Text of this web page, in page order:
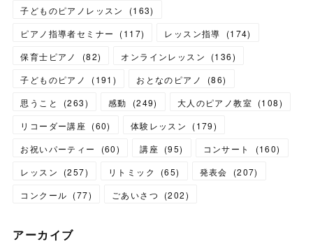
子どものピアノレッスン
(163)
ピアノ指導者セミナー
(117) レッスン指導 (174)
保育士ピアノ
(82) オンラインレッスン (136)
子どものピアノ
(191 ) おとなのピアノ (86)
思うこと
(263) 感動 (249) 大人のピアノ教室 (108)
リコーダー講座 (60) 体験レッスン (179)
お祝いパーティー
(60) 講座 (95) コンサート (160)
レッスン
(257) リトミック (65) 発表会 (207)
コンクール (77) ごあいさつ (202)
アーカイブ